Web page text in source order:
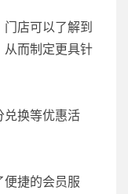
店可以了解到
从而制定更具针
兑换等优惠活
便捷的会员服